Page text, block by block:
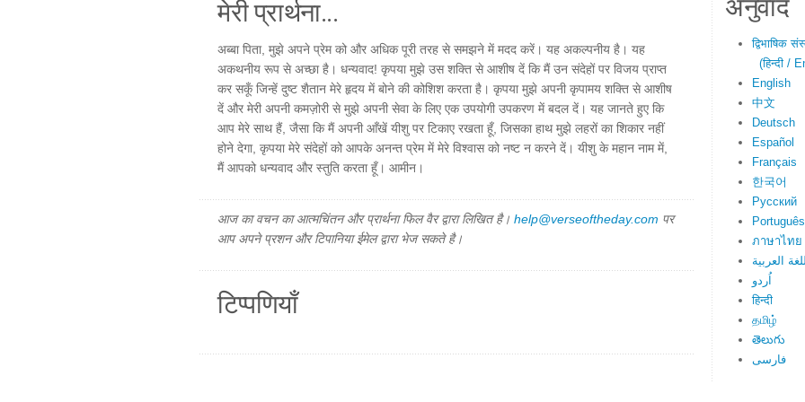
मेरी प्रार्थना...
अब्बा पिता, मुझे अपने प्रेम को और अधिक पूरी तरह से समझने में मदद करें। यह अकल्पनीय है। यह
अकथनीय रूप से अच्छा है। धन्यवाद! कृपया मुझे उस शक्ति से आशीष दें कि मैं उन संदेहों पर विजय प्राप्त
कर सकूँ जिन्हें दुष्ट शैतान मेरे हृदय में बोने की कोशिश करता है। कृपया मुझे अपनी कृपामय शक्ति से आशीष
दें और मेरी अपनी कमज़ोरी से मुझे अपनी सेवा के लिए एक उपयोगी उपकरण में बदल दें। यह जानते हुए कि
आप मेरे साथ हैं, जैसा कि मैं अपनी आँखें यीशु पर टिकाए रखता हूँ, जिसका हाथ मुझे लहरों का शिकार नहीं
होने देगा, कृपया मेरे संदेहों को आपके अनन्त प्रेम में मेरे विश्वास को नष्ट न करने दें। यीशु के महान नाम में,
मैं आपको धन्यवाद और स्तुति करता हूँ। आमीन।
आज का वचन का आत्मचिंतन और प्रार्थना फिल वैर द्वारा लिखित है। help@verseoftheday.com पर
आप अपने प्रशन और टिपानिया ईमेल द्वारा भेज सकते है।
टिप्पणियाँ
द्विभाषिक
(हिन्दी /
English
中文
Deutsch
Español
Français
한국어
Русский
Português
ภาษาไทย
العربية
اُردو
हिन्दी
தமிழ்
తెలుగు
فارسی